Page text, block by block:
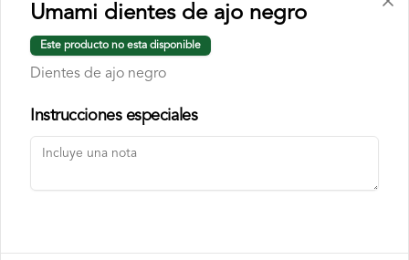
Redes sociales
Instagram
Facebook
Iniciar sesión
Umami dientes de ajo negro
Este producto no esta disponible
Dientes de ajo negro
Instrucciones especiales